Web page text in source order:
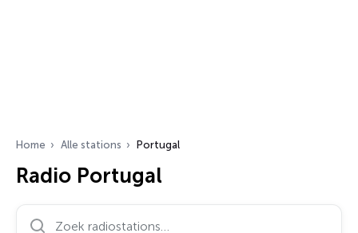
Home Alle stations Portugal
Radio Portugal
Zoek radiostations…